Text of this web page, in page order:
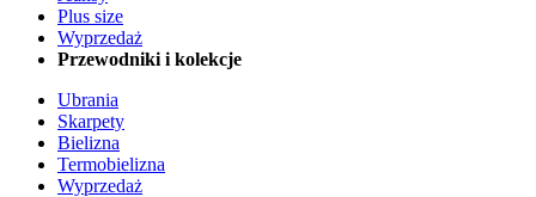
Plus size
Wyprzedaż
Przewodniki i kolekcje
Ubrania
Skarpety
Bielizna
Termobielizna
Wyprzedaż